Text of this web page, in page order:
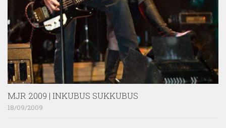
MJR 2009 | INKUBUS SUKKUBUS
18/09/2009